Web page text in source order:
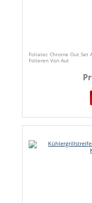
Foliatec Chrome Out
Folieren Von Aut